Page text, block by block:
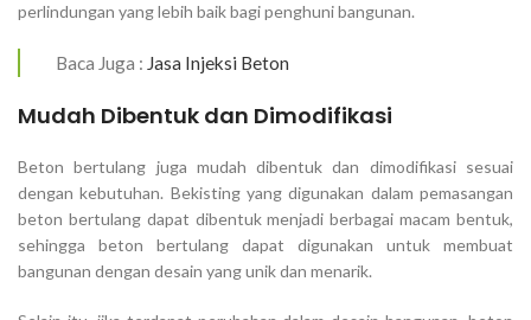
perlindungan yang lebih baik bagi penghuni bangunan.
Baca Juga : Jasa Injeksi Beton
Mudah Dibentuk dan Dimodifikasi
Beton bertulang juga mudah dibentuk dan dimodifikasi sesuai
dengan kebutuhan. Bekisting yang digunakan dalam pemasangan
beton bertulang dapat dibentuk menjadi berbagai macam bentuk,
sehingga beton bertulang dapat digunakan untuk membuat
bangunan dengan desain yang unik dan menarik.